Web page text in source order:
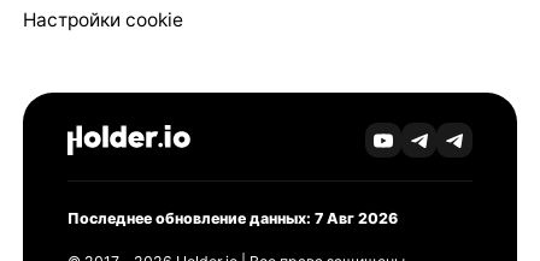
Настройки cookie
Последнее обновление данных: 7 Авг 2026